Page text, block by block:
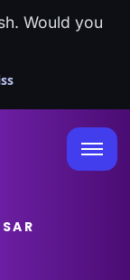
Would you